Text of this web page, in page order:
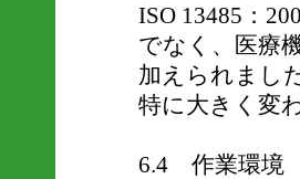
ISO 13485：
でなく、医療
加えられまし
特に大きく変
6.4 作業環境